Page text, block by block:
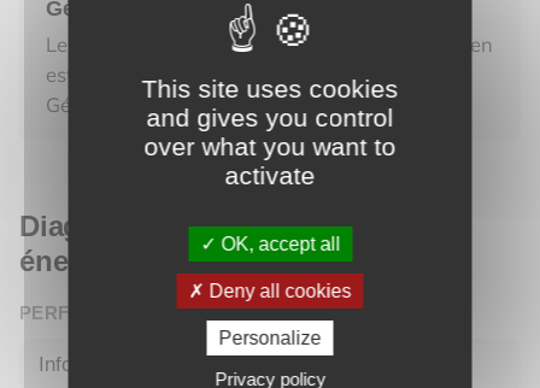
Géorisques
Les informations sur les risques auxquels ce bien
est exposé sont disponibles sur le site
Géorisques. https://www.georisques.gouv.fr
Diagnostic de performance
énergétique
PERFORMANCE ÉNERGÉTIQUE (DPE)
Information not communicated by the advertiser
This site uses cookies
and gives you control
over what you want to
activate
OK, accept all
Deny all cookies
Personalize
Privacy policy